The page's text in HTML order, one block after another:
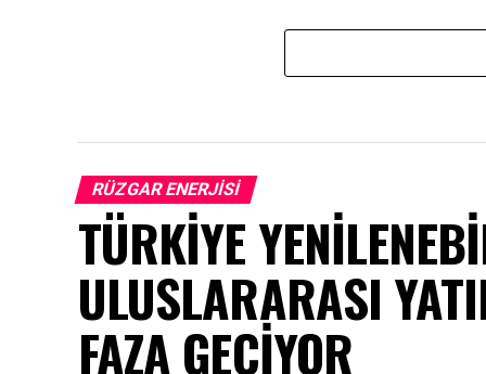
RÜZGAR ENERJISI
TÜRKİYE
ULUSLARARASI
FAZA GEÇİYOR